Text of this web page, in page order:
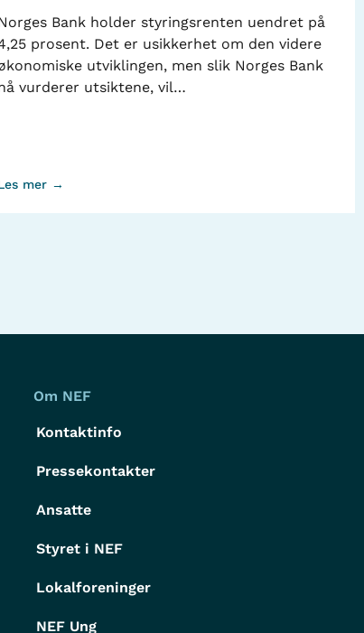
Bank holder styringsrenten uendret på
prosent. Det er usikkerhet om den videre
utviklingen, men slik Norges Bank
vurderer utsiktene, vil…
mer →
Om NEF
Kontaktinfo
Pressekontakter
Ansatte
Styret i NEF
Lokalforeninger
NEF Ung